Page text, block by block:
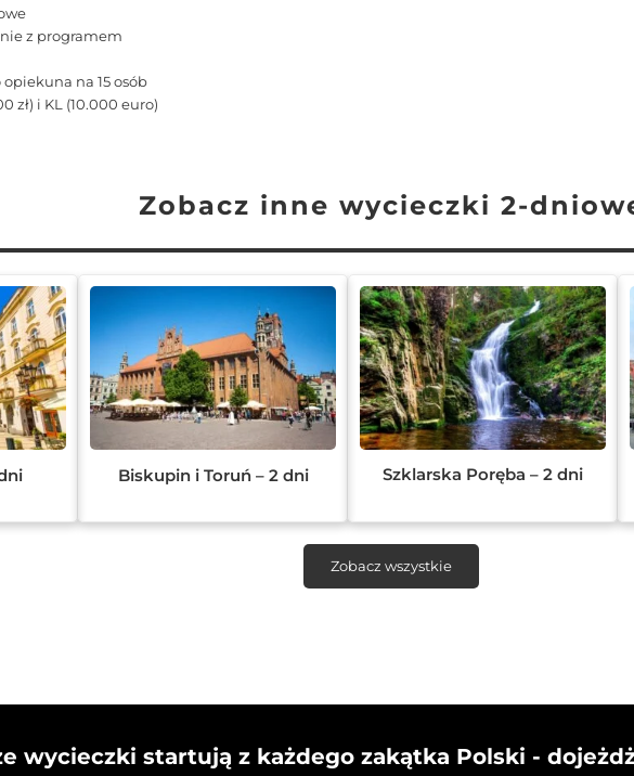
z programem
na 15 osób
zł) i KL (10.000 euro)
Zobacz inne wycieczki 2-
Biskupin i Toruń – 2 dni Szklarska Poręba – 2 dni
Zobacz wszystkie
wycieczki startują z każdego zakątka Polski -